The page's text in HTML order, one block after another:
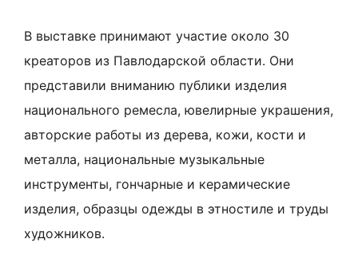
В выставке принимают участие около 30
креаторов из Павлодарской области. Они
представили вниманию публики изделия
национального ремесла, ювелирные украшения,
авторские работы из дерева, кожи, кости и
металла, национальные музыкальные
инструменты, гончарные и керамические
изделия, образцы одежды в этностиле и труды
художников.